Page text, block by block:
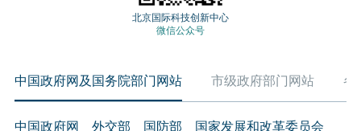
北京国际科技创新中心
微信公众号
中国政府网及国务院部门网站 市级政府部门网站 各
中国政府网 外交部 国防部 国家发展和改革委员会